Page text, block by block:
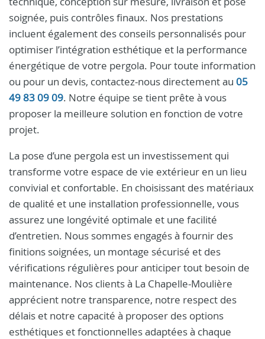
soignée, puis contrôles finaux. Nos prestations
incluent également des conseils personnalisés pour
optimiser l’intégration esthétique et la performance
énergétique de votre pergola. Pour toute information
ou pour un devis, contactez-nous directement au 05
49 83 09 09. Notre équipe se tient prête à vous
proposer la meilleure solution en fonction de votre
projet.
La pose d’une pergola est un investissement qui
transforme votre espace de vie extérieur en un lieu
convivial et confortable. En choisissant des matériaux
de qualité et une installation professionnelle, vous
assurez une longévité optimale et une facilité
d’entretien. Nous sommes engagés à fournir des
finitions soignées, un montage sécurisé et des
vérifications régulières pour anticiper tout besoin de
maintenance. Nos clients à La Chapelle-Moulière
apprécient notre transparence, notre respect des
délais et notre capacité à proposer des options
esthétiques et fonctionnelles adaptées à chaque